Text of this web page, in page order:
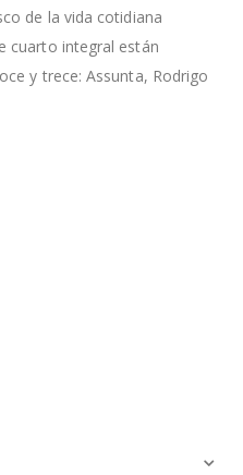
de la vida cotidiana
cuarto integral están
y trece: Assunta, Rodrigo